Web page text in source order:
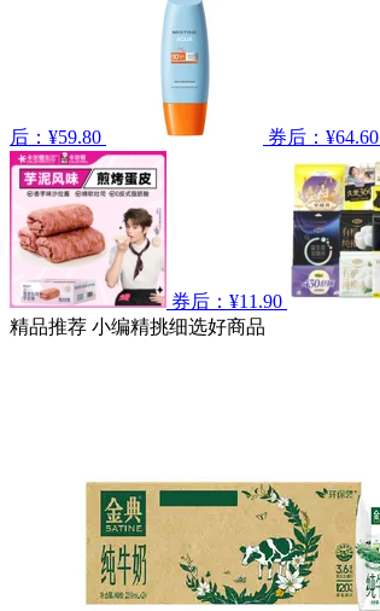
后：¥59.80 券后：¥64.60
券后：¥11.90
精品推荐 小编精挑细选好商品